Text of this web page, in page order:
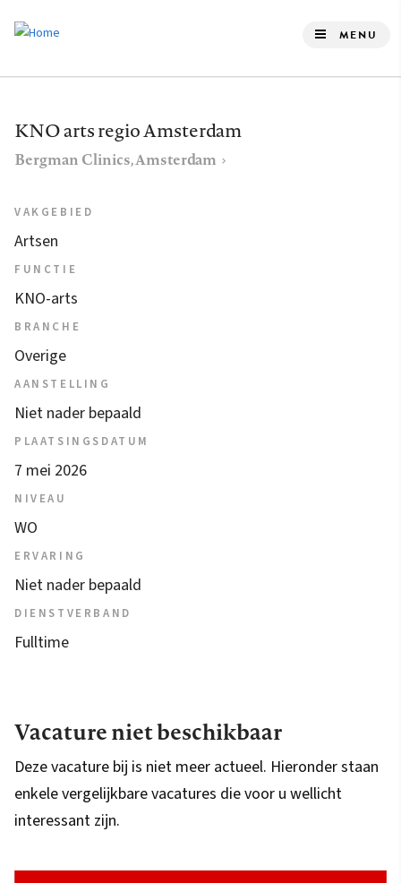
de
gaan
MENU
KNO arts regio Amsterdam
Bergman Clinics, Amsterdam
VAKGEBIED
Artsen
FUNCTIE
KNO-arts
BRANCHE
Overige
AANSTELLING
Niet nader bepaald
PLAATSINGSDATUM
7 mei 2026
NIVEAU
WO
ERVARING
Niet nader bepaald
DIENSTVERBAND
Fulltime
Vacature niet beschikbaar
Deze vacature bij is niet meer actueel. Hieronder staan
enkele vergelijkbare vacatures die voor u wellicht
interessant zijn.